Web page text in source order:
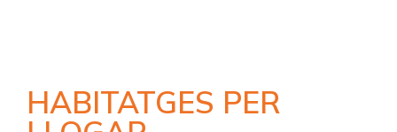
HABITATGES PER